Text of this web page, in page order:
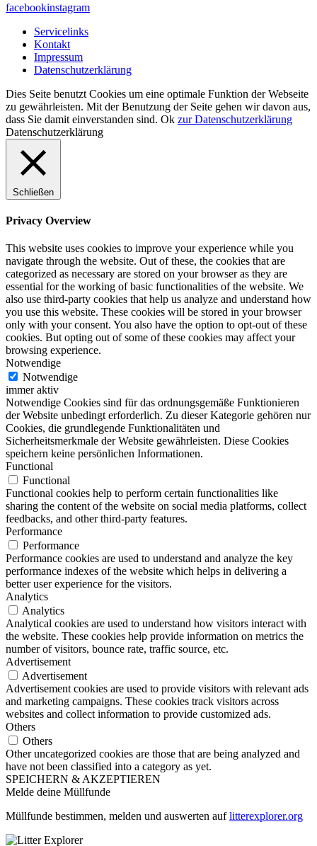
facebookinstagram
Servicelinks
Kontakt
Impressum
Datenschutzerklärung
Dies Seite benutzt Cookies um eine optimale Funktion der Webseite
zu gewährleisten. Mit der Benutzung der Seite gehen wir davon aus,
dass Sie damit einverstanden sind. Ok zur Datenschutzerklärung
Datenschutzerklärung
Schließen
Privacy Overview
This website uses cookies to improve your experience while you
navigate through the website. Out of these, the cookies that are
categorized as necessary are stored on your browser as they are
essential for the working of basic functionalities of the website. We
also use third-party cookies that help us analyze and understand how
you use this website. These cookies will be stored in your browser
only with your consent. You also have the option to opt-out of these
cookies. But opting out of some of these cookies may affect your
browsing experience.
Notwendige
Notwendige
immer aktiv
Notwendige Cookies sind für das ordnungsgemäße Funktionieren
der Website unbedingt erforderlich. Zu dieser Kategorie gehören nur
Cookies, die grundlegende Funktionalitäten und
Sicherheitsmerkmale der Website gewährleisten. Diese Cookies
speichern keine persönlichen Informationen.
Functional
Functional
Functional cookies help to perform certain functionalities like
sharing the content of the website on social media platforms, collect
feedbacks, and other third-party features.
Performance
Performance
Performance cookies are used to understand and analyze the key
performance indexes of the website which helps in delivering a
better user experience for the visitors.
Analytics
Analytics
Analytical cookies are used to understand how visitors interact with
the website. These cookies help provide information on metrics the
number of visitors, bounce rate, traffic source, etc.
Advertisement
Advertisement
Advertisement cookies are used to provide visitors with relevant ads
and marketing campaigns. These cookies track visitors across
websites and collect information to provide customized ads.
Others
Others
Other uncategorized cookies are those that are being analyzed and
have not been classified into a category as yet.
SPEICHERN & AKZEPTIEREN
Melde deine Müllfunde
Müllfunde bestimmen, melden und auswerten auflitterexplorer.org